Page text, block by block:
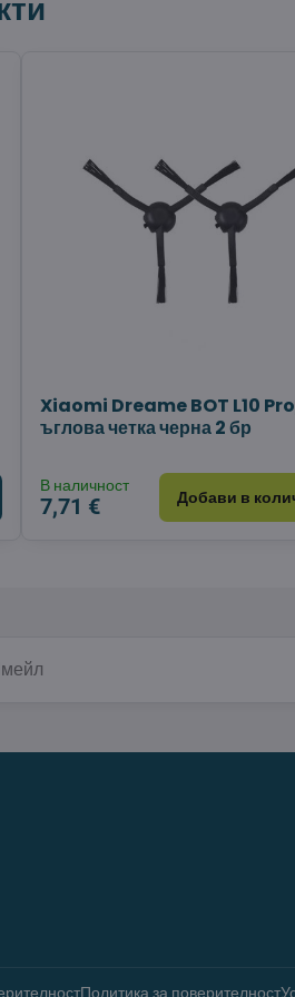
Xiaomi Dreame BOT L10
ъглова четка черна 2 бр
В наличност
7,71 € Добави в
Политика за поверителност